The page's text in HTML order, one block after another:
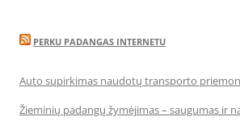
PERKU PADANGAS INTERNETU
Auto supirkimas naudotų transporto
Žieminių padangų žymėjimas – saugumas ir